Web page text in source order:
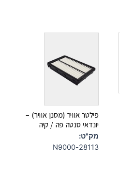
פילטר אוויר (מסנן אוויר) –
יונדאי סנטה פה / קיה
מק"ט:
28113-N9000